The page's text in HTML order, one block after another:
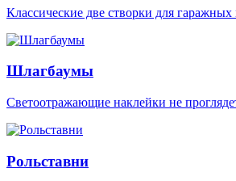
Классические две створки для
Шлагбаумы
Светоотражающие наклейки не
Рольставни